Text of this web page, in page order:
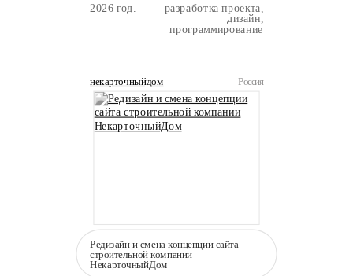
2026 год.
разработка проекта,
дизайн,
программирование
некарточныйдом Россия
Редизайн и смена концепции сайта
строительной компании
НекарточныйДом